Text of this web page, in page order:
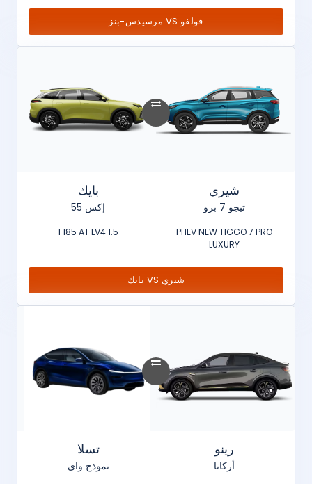
فولفو VS مرسيدس-بنز
شيري
تيجو 7 برو
PHEV NEW TIGGO 7 PRO
LUXURY
بايك
إكس 55
1.5 l 185 AT LV4
شيري VS بايك
رينو
أركانا
تسلا
نموذج واي